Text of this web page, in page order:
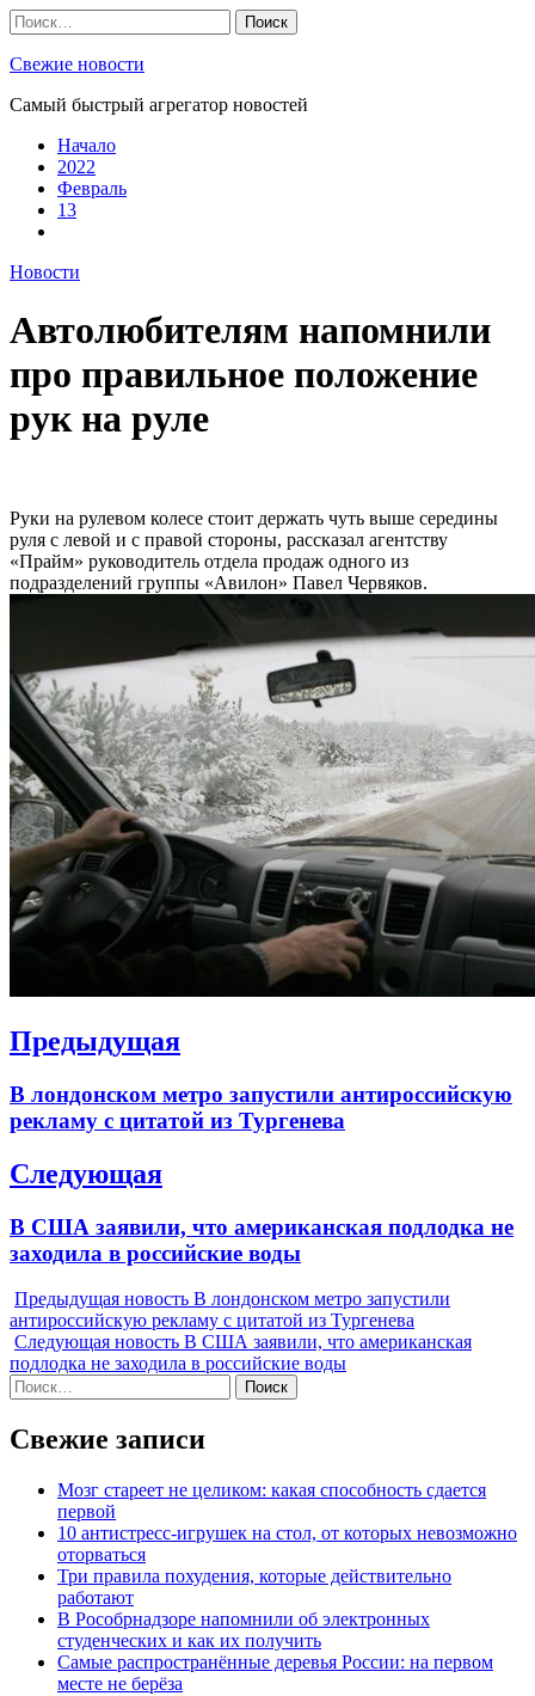
Skip
to
content
Найти:
Свежие новости
Самый быстрый агрегатор новостей
Начало
2022
Февраль
13
Новости
Автолюбителям напомнили
про правильное положение
рук на руле
Руки на рулевом колесе стоит держать чуть выше середины
руля с левой и с правой стороны, рассказал агентству
«Прайм» руководитель отдела продаж одного из
подразделений группы «Авилон» Павел Червяков.
Навигация
записям
Предыдущая
Previous
В лондонском метро запустили антироссийскую
рекламу с цитатой из Тургенева
Следующая
Next
В США заявили, что американская подлодка не
заходила в российские воды
Предыдущая новость В лондонском метро запустили
антироссийскую рекламу с цитатой из Тургенева
Следующая новость В США заявили, что американская
подлодка не заходила в российские воды
Найти:
Свежие записи
Мозг стареет не целиком: какая способность сдается
первой
10 антистресс-игрушек на стол, от которых невозможно
оторваться
Три правила похудения, которые действительно
работают
В Рособрнадзоре напомнили об электронных
студенческих и как их получить
Самые распространённые деревья России: на первом
месте не берёза